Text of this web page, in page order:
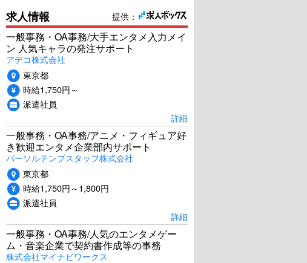
提供：
求人情報
一般事務・OA事務/大手エンタメ入力メイ
ン 人気キャラの発注サポート
アデコ株式会社
東京都
時給1,750円～
派遣社員
詳細
一般事務・OA事務/アニメ・フィギュア好
き歓迎エンタメ企業部内サポート
パーソルテンプスタッフ株式会社
東京都
時給1,750円～1,800円
派遣社員
詳細
一般事務・OA事務/人気のエンタメゲー
ム・音楽企業で契約書作成等の事務
株式会社マイナビワークス